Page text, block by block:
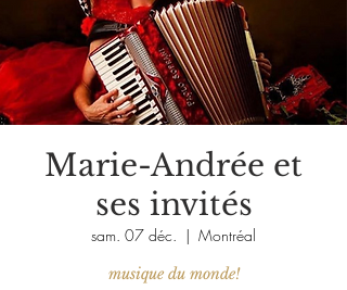
Marie-Andrée et
ses invités
sam. 07 déc.
  |
Montréal
musique du monde!